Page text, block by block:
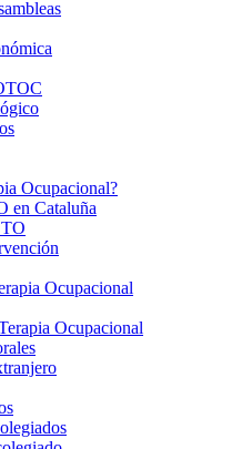
Ocupacional?
en Cataluña
Ocupacional
Ocupacional